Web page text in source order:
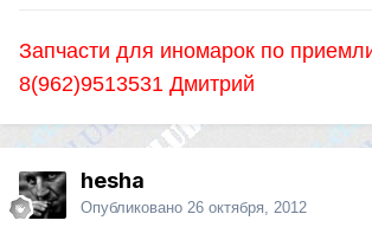
Запчасти для иномарок по
8(962)9513531 Дмитрий
hesha
Опубликовано 26 октября, 2012